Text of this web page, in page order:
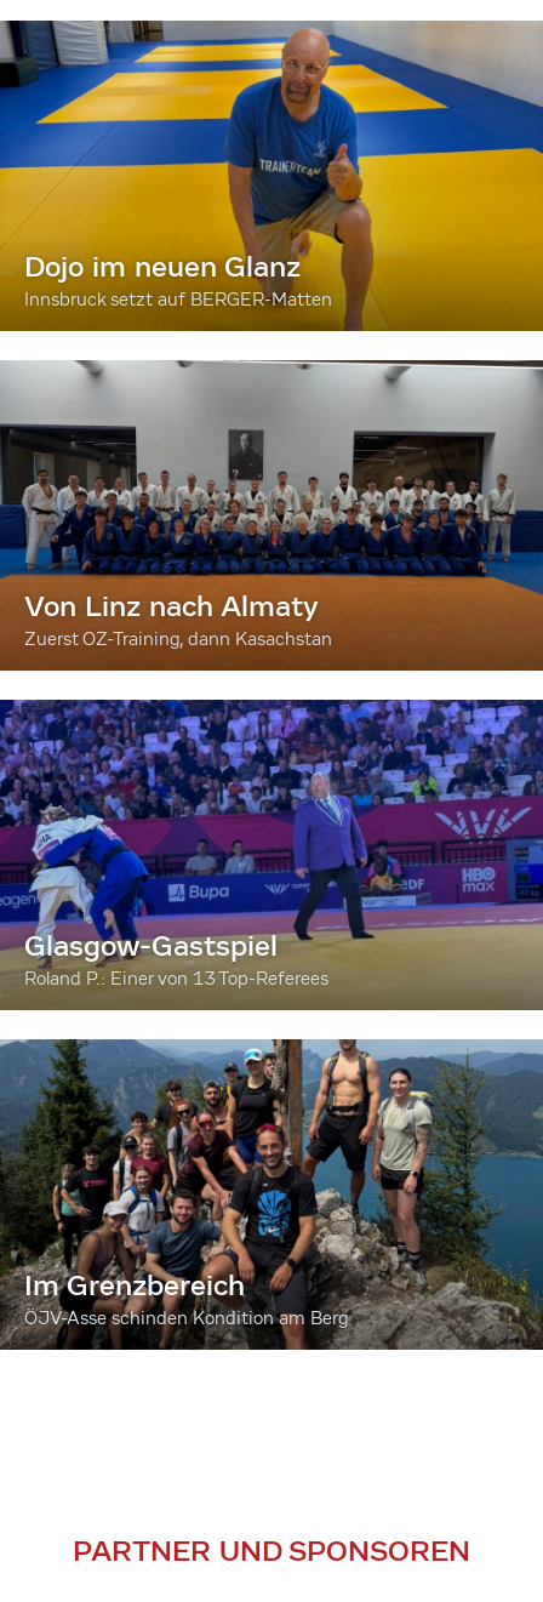
Dojo im neuen Glanz
Innsbruck setzt auf BERGER-Matten
Von Linz nach Almaty
Zuerst OZ-Training, dann Kasachstan
Glasgow-Gastspiel
Roland P.: Einer von 13 Top-Referees
Im Grenzbereich
ÖJV-Asse schinden Kondition am Berg
PARTNER UND SPONSOREN